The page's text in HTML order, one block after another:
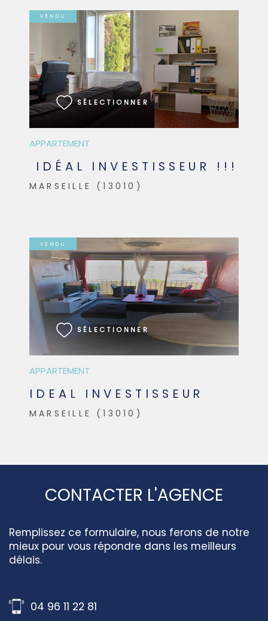
APPARTEMENT
IDÉAL INVESTISSEUR !!!
MARSEILLE (13010)
VENDU
SÉLECTIONNER
VOIR LE BIEN
APPARTEMENT
IDEAL INVESTISSEUR
MARSEILLE (13010)
VENDU
SÉLECTIONNER
VOIR LE BIEN
CONTACTER L'AGENCE
Remplissez ce formulaire, nous ferons de notre
mieux pour vous répondre dans les meilleurs
délais.
04 96 11 22 81